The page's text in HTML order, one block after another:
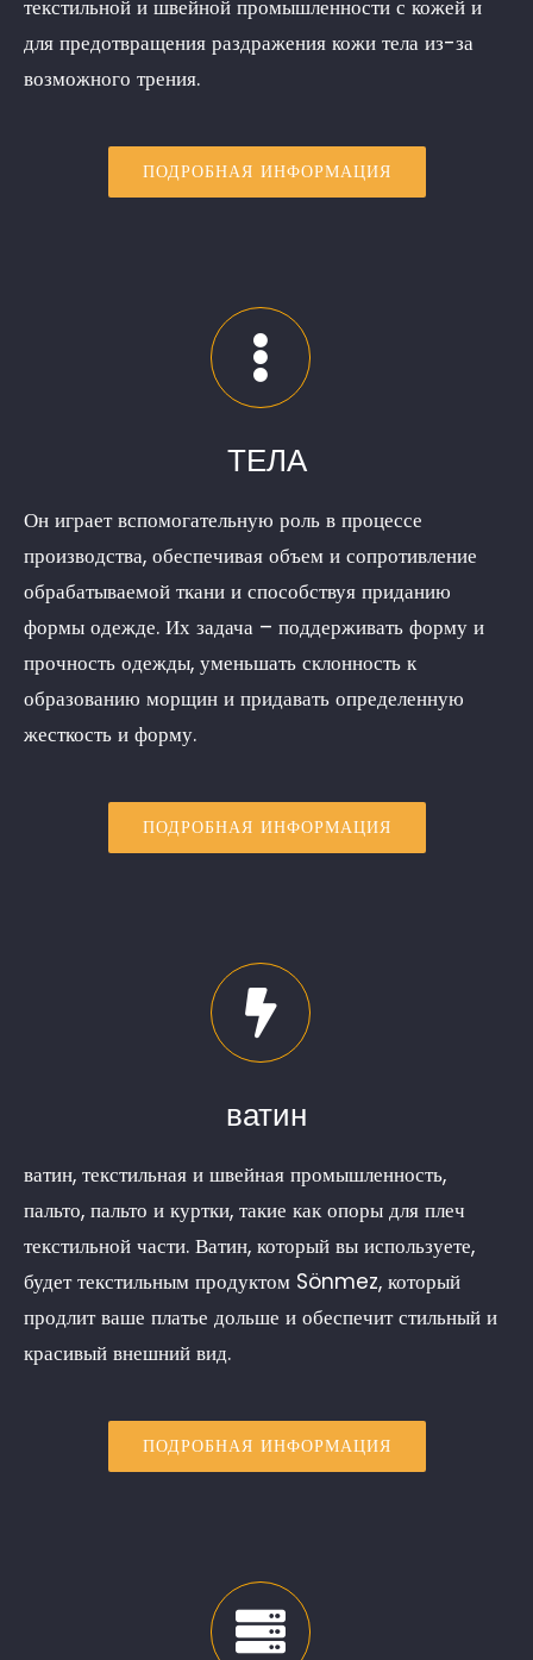
текстильной и швейной промышленности с кожей и
для предотвращения раздражения кожи тела из-за
возможного трения.
ПОДРОБНАЯ ИНФОРМАЦИЯ
ТЕЛА
Он играет вспомогательную роль в процессе
производства, обеспечивая объем и сопротивление
обрабатываемой ткани и способствуя приданию
формы одежде. Их задача – поддерживать форму и
прочность одежды, уменьшать склонность к
образованию морщин и придавать определенную
жесткость и форму.
ПОДРОБНАЯ ИНФОРМАЦИЯ
ватин
ватин, текстильная и швейная промышленность,
пальто, пальто и куртки, такие как опоры для плеч
текстильной части. Ватин, который вы используете,
будет текстильным продуктом Sönmez, который
продлит ваше платье дольше и обеспечит стильный и
красивый внешний вид.
ПОДРОБНАЯ ИНФОРМАЦИЯ